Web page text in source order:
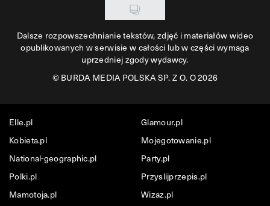
Dalsze rozpowszechnianie tekstów, zdjęć i materiałów wideo
opublikowanych w serwisie w całości lub w części wymaga
uprzedniej zgody wydawcy.
©BURDA MEDIA POLSKA SP. Z O. O 2026
Elle.pl
Glamour.pl
Kobieta.pl
Mojegotowanie.pl
National-geographic.pl
Party.pl
Polki.pl
Przyslijprzepis.pl
Mamotoja.pl
Wizaz.pl